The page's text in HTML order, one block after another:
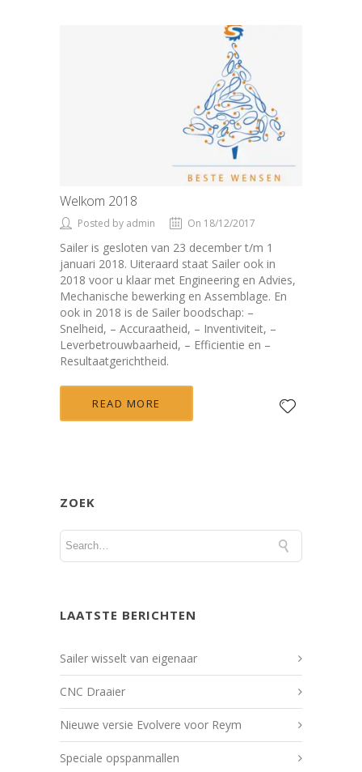
Welkom 2018
Posted by admin On 18/12/2017
Sailer is gesloten van 23 december t/m 1
januari 2018. Uiteraard staat Sailer ook in
2018 voor u klaar met Engineering en Advies,
Mechanische bewerking en Assemblage. En
ook in 2018 is de Sailer boodschap: –
Snelheid, – Accuraatheid, – Inventiviteit, –
Leverbetrouwbaarheid, – Efficientie en –
Resultaatgerichtheid.
READ MORE
ZOEK
LAATSTE BERICHTEN
Sailer wisselt van eigenaar
CNC Draaier
Nieuwe versie Evolvere voor Reym
Speciale opspanmallen